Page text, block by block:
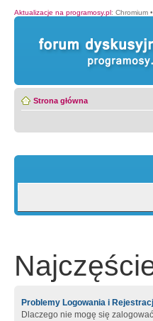
Aktualizacje na programosy.pl: Chromium •
Strona główna
Problemy Logowania i
Dlaczego nie mogę się